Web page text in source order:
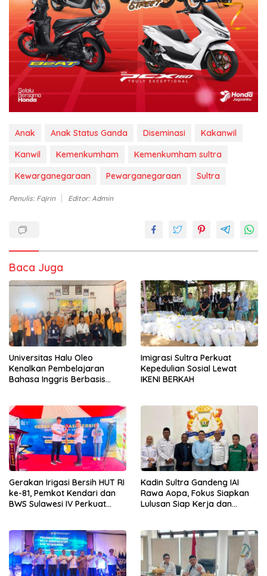
Anak Anak Status Ganda Diseminasi
Kakanwil
Kanwil
Kemenkumham
Kemenkumham sultra
Kewarganegaraan
Pewarganegaraan Sultra
Penulis: Fajrin Editor: Admin
Baca Juga
Universitas Halu Oleo
Kenalkan Pembelajaran
Bahasa Inggris Berbasis
Imigrasi Sultra Perkuat
Kepedulian Sosial Lewat
IKENI BERKAH
Gerakan Irigasi Bersih HUT RI
ke-81, Pemkot Kendari dan
BWS Sulawesi IV Perkuat
Kadin Sultra Gandeng IAI
Rawa Aopa, Fokus Siapkan
Lulusan Siap Kerja dan